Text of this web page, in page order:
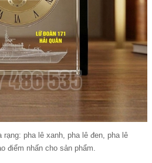
pha lê xanh, pha lê đen, pha lê
điểm nhấn cho sản phẩm.